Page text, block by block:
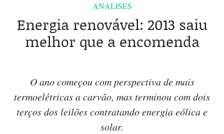
ANÁLISES
Energia renovável: 2013 saiu
melhor que a encomenda
O ano começou com perspectiva de mais
termoelétricas a carvão, mas terminou com dois
terços dos leilões contratando energia eólica e
solar.